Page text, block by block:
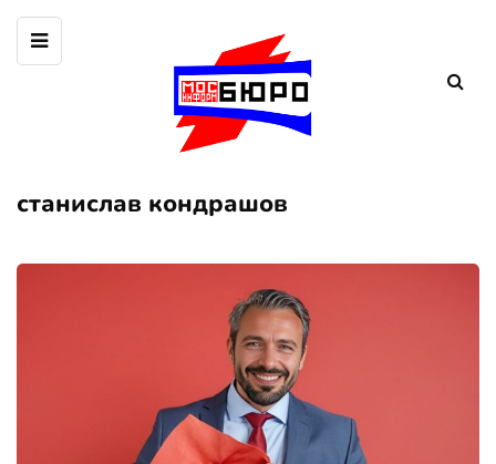
станислав кондрашов